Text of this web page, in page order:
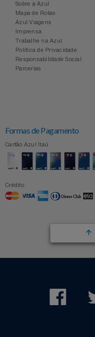
Sobre a Azul
Mapa de Rotas
Azul Viagens
Imprensa
Trabalhe na Azul
Política de Privacidade
Responsabilidade Social
Parcerias
Formas de Pagamento
Cartão Azul Itaú
Crédito